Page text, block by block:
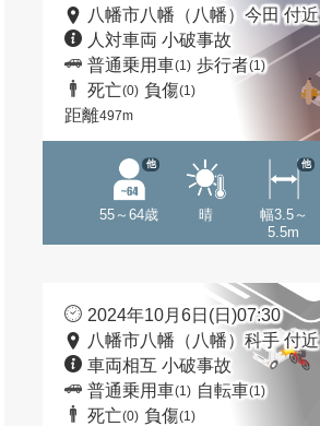
八幡市八幡（八幡）今田 付近
人対車両 小破事故
普通乗用車(1) 歩行者(1)
死亡(0) 負傷(1)
距離497m
55～64歳
他
晴
幅3.5～
5.5m
他
2024年10月6日(日)07:30
八幡市八幡（八幡）科手 付近
車両相互 小破事故
普通乗用車(1) 自転車(1)
死亡(0) 負傷(1)